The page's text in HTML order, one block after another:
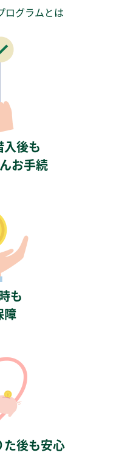
ログラムとは
後も
お手続
も
障
後も安心